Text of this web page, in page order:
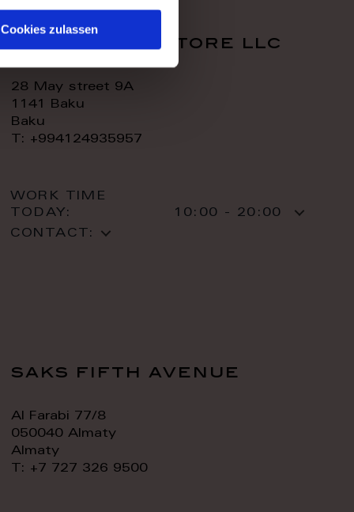
Cookies zulassen
royal home store llc
28 May street 9A
1141 Baku
Baku
T: +994124935957
WORK TIME
TODAY:
10:00 - 20:00
CONTACT:
saks fifth avenue
Al Farabi 77/8
050040 Almaty
Almaty
T: +7 727 326 9500